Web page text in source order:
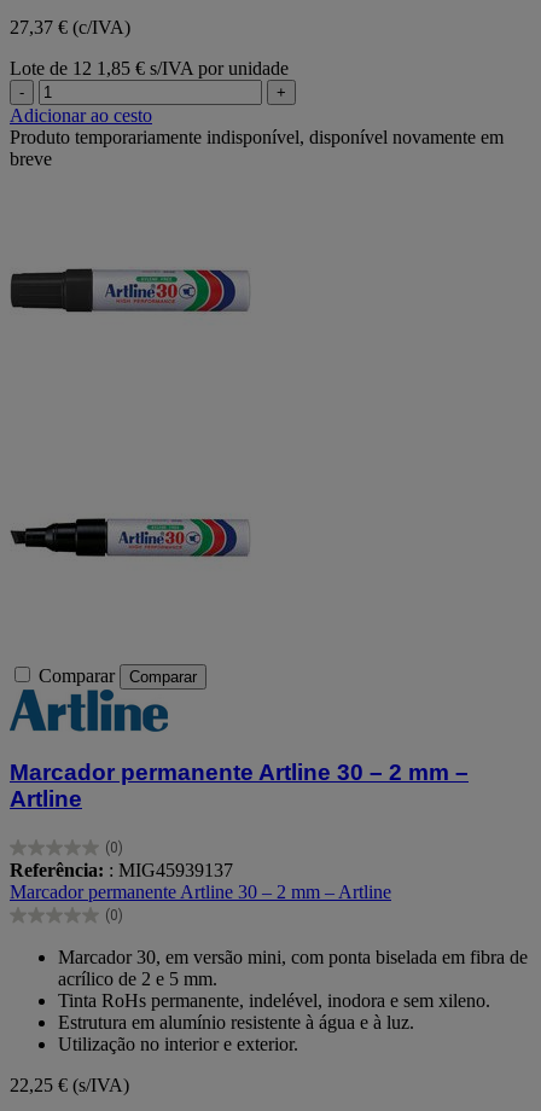
27,37 € (c/IVA)
Lote de 12 1,85 € s/IVA por unidade
- +
Adicionar ao cesto
Produto temporariamente indisponível, disponível novamente em
breve
Comparar Comparar
Marcador permanente Artline 30 – 2 mm –
Artline
(0)
0.0
em
5
estrelas.
Referência: : MIG45939137
Marcador permanente Artline 30 – 2 mm – Artline
(0)
0.0
estrelas.
Marcador 30, em versão mini, com ponta biselada em fibra de
acrílico de 2 e 5 mm.
Tinta RoHs permanente, indelével, inodora e sem xileno.
Estrutura em alumínio resistente à água e à luz.
Utilização no interior e exterior.
22,25 € (s/IVA)